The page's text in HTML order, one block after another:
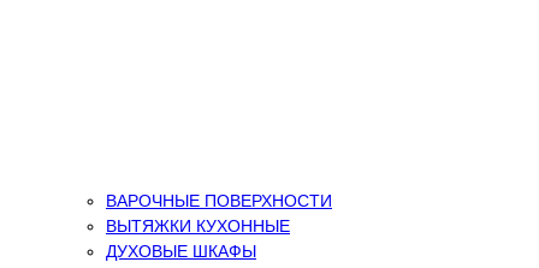
ВАРОЧНЫЕ ПОВЕРХНОСТИ
ВЫТЯЖКИ КУХОННЫЕ
ДУХОВЫЕ ШКАФЫ